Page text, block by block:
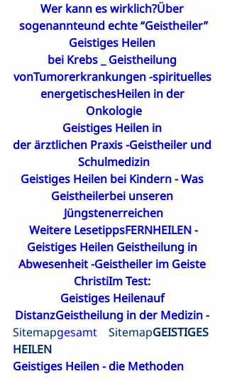
Wer kann es wirklich?Über
sogenannteund echte “Geistheiler”
Geistiges Heilen
bei Krebs _ Geistheilung
vonTumorerkrankungen -spirituelles
energetischesHeilen in der
Onkologie
Geistiges Heilen in
der ärztlichen Praxis -Geistheiler und
Schulmedizin
Geistiges Heilen bei Kindern - Was
Geistheilerbei unseren
Jüngstenerreichen
Weitere LesetippsFERNHEILEN -
Geistiges Heilen Geistheilung in
Abwesenheit -Geistheiler im Geiste
ChristiIm Test:
Geistiges Heilenauf
DistanzGeistheilung in der Medizin -
Sitemapgesamt SitemapGEISTIGES
HEILEN
Geistiges Heilen - die Methoden